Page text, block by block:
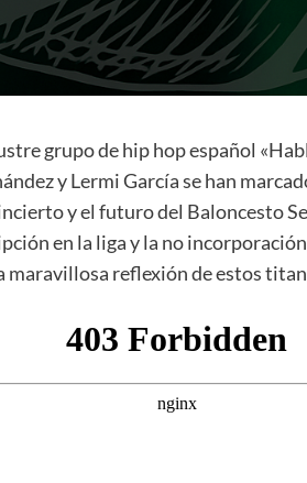
grupo de hip hop español
y Lermi García se han
y el futuro del Baloncesto
en la liga y la no
maravillosa reflexión de estos